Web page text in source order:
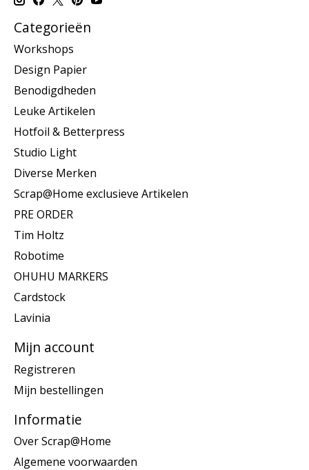
Categorieën
Workshops
Design Papier
Benodigdheden
Leuke Artikelen
Hotfoil & Betterpress
Studio Light
Diverse Merken
Scrap@Home exclusieve Artikelen
PRE ORDER
Tim Holtz
Robotime
OHUHU MARKERS
Cardstock
Lavinia
Mijn account
Registreren
Mijn bestellingen
Informatie
Over Scrap@Home
Algemene voorwaarden